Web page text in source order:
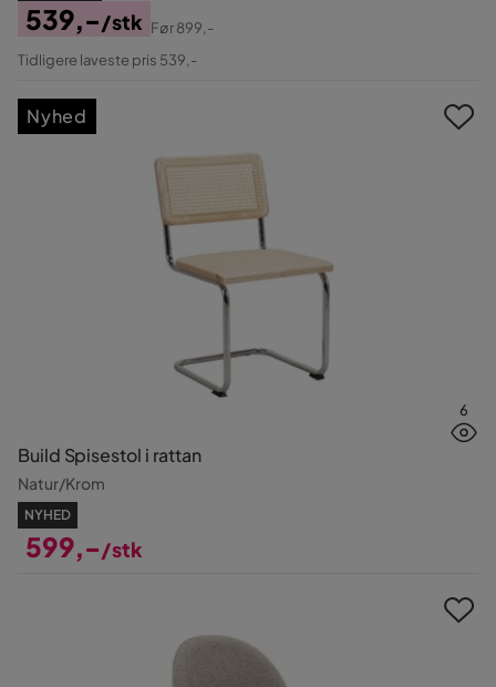
Pris
539,-/stk
Original
Før899,-
Tidligere laveste pris 539,-
6
Build Spisestol i rattan
Natur/Krom
NYHED
599,-/stk
Nyhed